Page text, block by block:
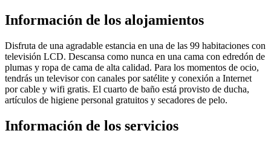
Información de los alojamientos
Disfruta de una agradable estancia en una de las 99 habitaciones con
televisión LCD. Descansa como nunca en una cama con edredón de
plumas y ropa de cama de alta calidad. Para los momentos de ocio,
tendrás un televisor con canales por satélite y conexión a Internet
por cable y wifi gratis. El cuarto de baño está provisto de ducha,
artículos de higiene personal gratuitos y secadores de pelo.
Información de los servicios